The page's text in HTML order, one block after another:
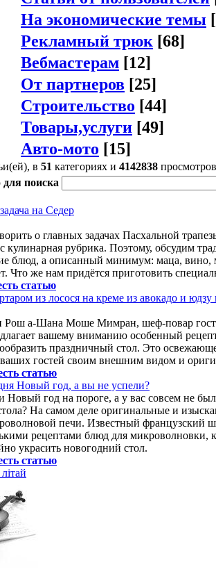
На экономические темы
Рекламный трюк [68]
Вебмастерам [12]
От партнеров [25]
Строительство [44]
Товары,услуги [49]
Авто-мото [15]
в 51 категориях и 4142838 просмотров
для поиска
на Седер
о главных задачах Пасхальной
кулинарная рубрика. Поэтому, обсудим
блюд, а описанный минимум: маца, вино,
Что же нам придётся приготовить
статью
из лосося на креме из авокадо и
Рош а-Шана Моше Мимран, шеф-повар
вашему вниманию особенный
праздничный стол. Это
гостей своим внешним видом и
статью
Новый год, а вы не успели?
Новый год на пороге, а у вас совсем не
На самом деле оригинальные и
печи. Известный
рецептами блюд для микроволновки,
украсить новогодний стол.
статью